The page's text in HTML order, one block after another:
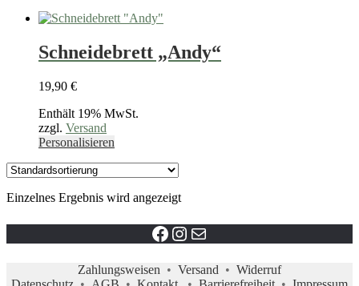
Schneidebrett „Andy“
19,90 €
Enthält 19% MwSt.
zzgl. Versand
Personalisieren
Varianten
Die
Optionen
auf
Einzelnes Ergebnis wird angezeigt
Facebook linkinstagram profil
Mail
Zahlungsweisen • Versand • Widerruf